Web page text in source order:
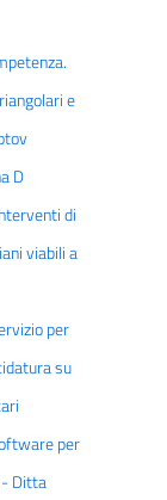
e
D
di
viabili a
per
su
per
Ditta